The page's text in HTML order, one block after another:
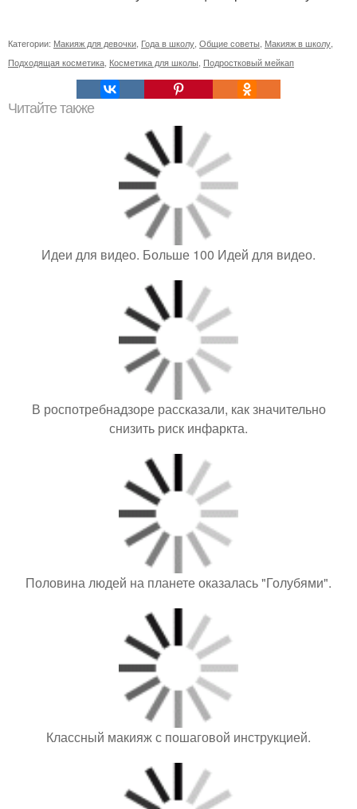
Категории: Макияж для девочки Года в школу Общие советы Макияж в школу
Подходящая косметика Косметика для школы Подростковый мейкап
Читайте также
Идеи для видео. Больше 100 Идей для видео.
В роспотребнадзоре рассказали, как значительно
снизить риск инфаркта.
Половина людей на планете оказалась "Голубями".
Классный макияж с пошаговой инструкцией.